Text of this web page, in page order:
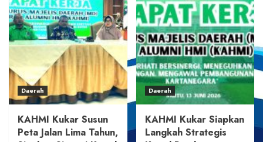
KEMERDEKAAN
EKONOMI:
Dukung
Presiden
Prabowo
Kawal
Aset
SDA
Nasional
dan
Senior
Course
HMI
Kukar
Ditutup,
Kader
Didorong
Ambil
Peran
Strategis
di
Era
Daerah
KAHMI Kukar Susun
Peta Jalan Lima Tahun,
Daerah
KAHMI Kukar Siapkan
Langkah Strategis